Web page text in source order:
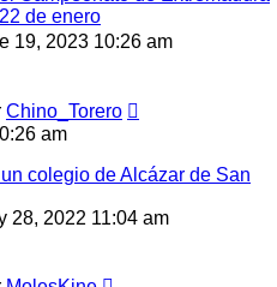
de enero
19, 2023 10:26 am
Chino_Torero
am
colegio de Alcázar de San
28, 2022 11:04 am